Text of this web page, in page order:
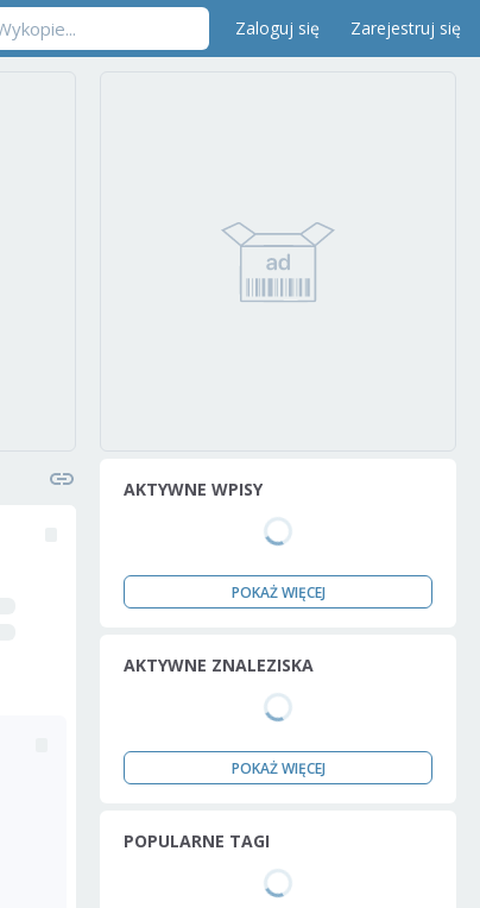
Zaloguj się Zarejestruj się
AKTYWNE WPISY
POKAŻ WIĘCEJ
AKTYWNE ZNALEZISKA
POKAŻ WIĘCEJ
POPULARNE TAGI